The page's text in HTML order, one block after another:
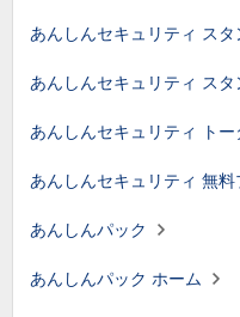
あんしんセキュリティ ス
あんしんセキュリティ ス
あんしんセキュリティ ト
あんしんセキュリティ 無料
あんしんパック
あんしんパック ホーム